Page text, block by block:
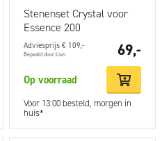
Stenenset Crystal voor
Essence 200
Adviesprijs € 109,-
Bepaald door Livn 69,-
Op voorraad
Voor 13:00 besteld, morgen in
huis*